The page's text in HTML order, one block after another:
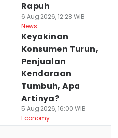
Rapuh
6 Aug 2026, 12:28 WIB
News
Keyakinan
Konsumen Turun,
Penjualan
Kendaraan
Tumbuh, Apa
Artinya?
5 Aug 2026, 16:00 WIB
Economy